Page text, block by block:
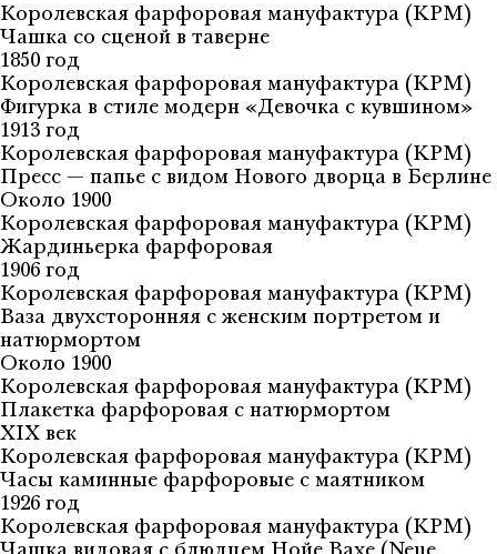
Королевская фарфоровая мануфактура (KPM)
Чашка со сценой в таверне
1850 год
Королевская фарфоровая мануфактура (KPM)
Фигурка в стиле модерн «Девочка с кувшином»
1913 год
Королевская фарфоровая мануфактура (KPM)
Пресс — папье с видом Нового дворца в Берлине
Около 1900
Королевская фарфоровая мануфактура (KPM)
Жардиньерка фарфоровая
1906 год
Королевская фарфоровая мануфактура (KPM)
Ваза двухсторонняя с женским портретом и
натюрмортом
Около 1900
Королевская фарфоровая мануфактура (KPM)
Плакетка фарфоровая с натюрмортом
XIX век
Королевская фарфоровая мануфактура (KPM)
Часы каминные фарфоровые с маятником
1926 год
Королевская фарфоровая мануфактура (KPM)